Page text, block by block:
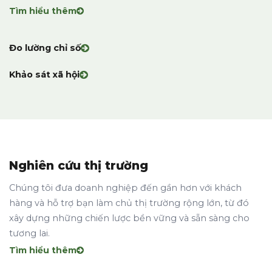
Tìm hiểu thêm
Đo lường chỉ số
Khảo sát xã hội
Nghiên cứu thị trường
Chúng tôi đưa doanh nghiệp đến gần hơn với khách
hàng và hỗ trợ bạn làm chủ thị trường rộng lớn, từ đó
xây dựng những chiến lược bền vững và sẵn sàng cho
tương lai.
Tìm hiểu thêm